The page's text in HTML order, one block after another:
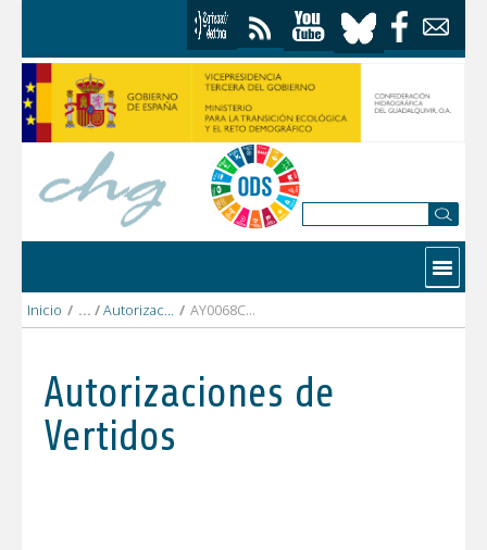
Contactar
Inicio / Autorizaciones Vertidos / AY0068CO AYTO. DE BAENA.pdf
Autorizaciones de
Vertidos